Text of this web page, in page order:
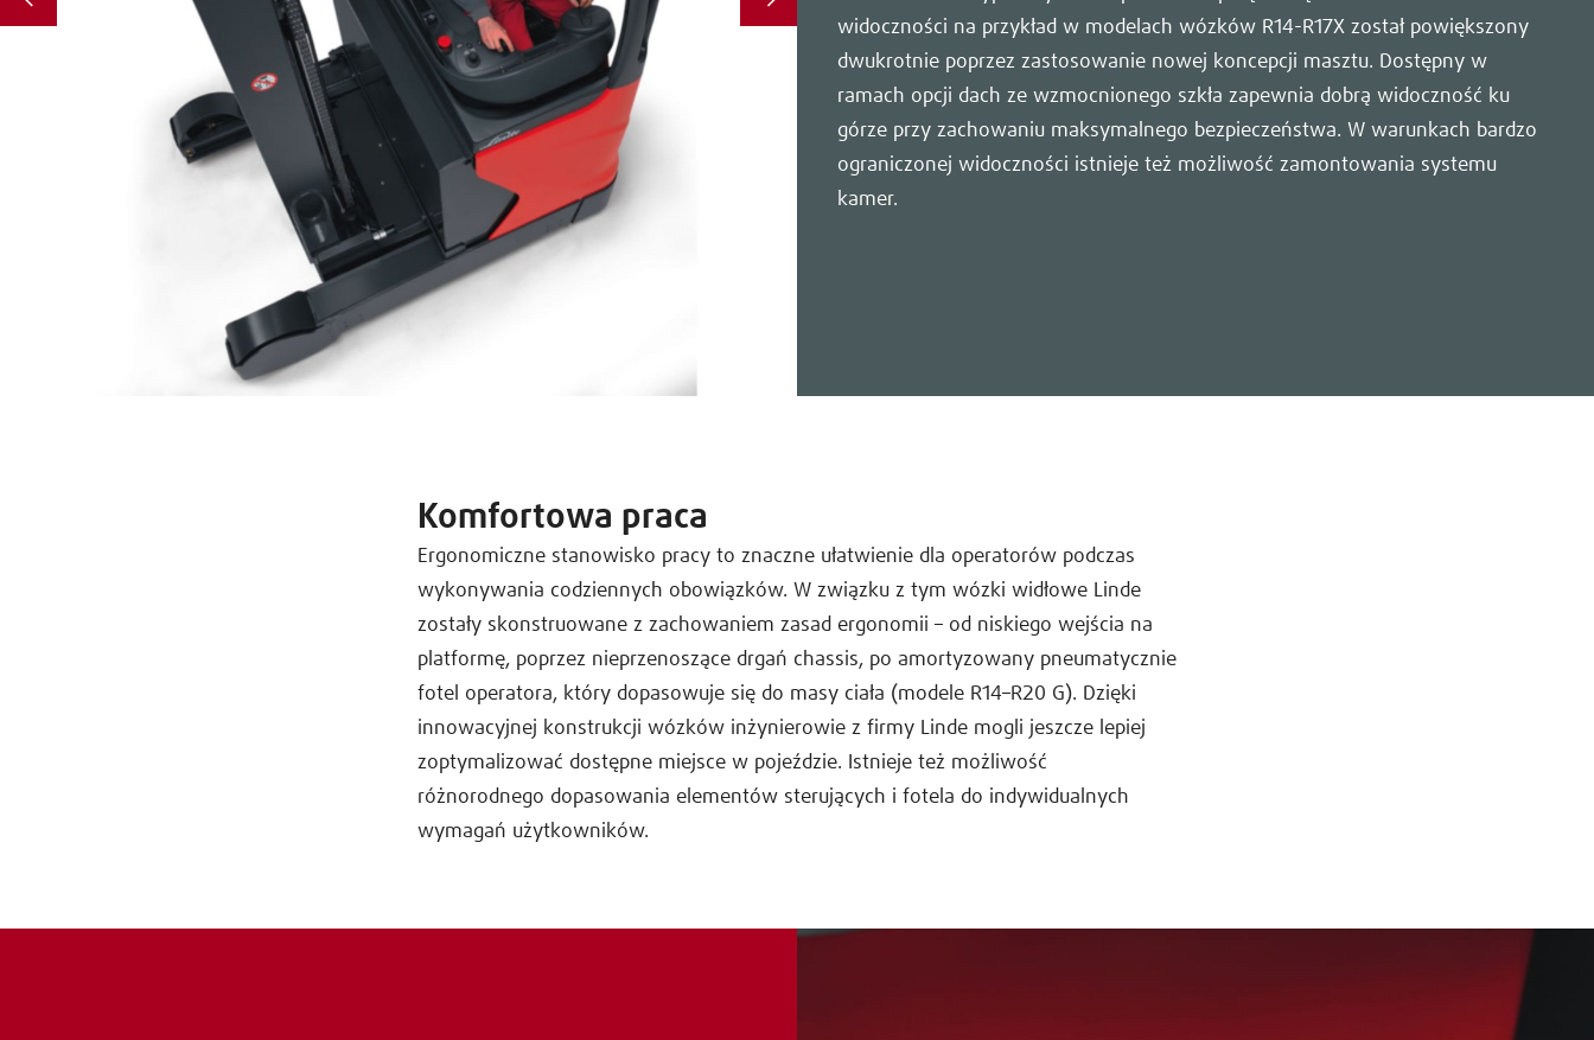
widoczności na przykład w modelach wózków R14-R17X został powiększony
dwukrotnie poprzez zastosowanie nowej koncepcji masztu. Dostępny w
ramach opcji dach ze wzmocnionego szkła zapewnia dobrą widoczność ku
górze przy zachowaniu maksymalnego bezpieczeństwa. W warunkach bardzo
ograniczonej widoczności istnieje też możliwość zamontowania systemu
kamer.
Komfortowa praca
Ergonomiczne stanowisko pracy to znaczne ułatwienie dla operatorów podczas
wykonywania codziennych obowiązków. W związku z tym wózki widłowe Linde
zostały skonstruowane z zachowaniem zasad ergonomii – od niskiego wejścia na
platformę, poprzez nieprzenoszące drgań chassis, po amortyzowany pneumatycznie
fotel operatora, który dopasowuje się do masy ciała (modele R14–R20 G). Dzięki
innowacyjnej konstrukcji wózków inżynierowie z firmy Linde mogli jeszcze lepiej
zoptymalizować dostępne miejsce w pojeździe. Istnieje też możliwość
różnorodnego dopasowania elementów sterujących i fotela do indywidualnych
wymagań użytkowników.